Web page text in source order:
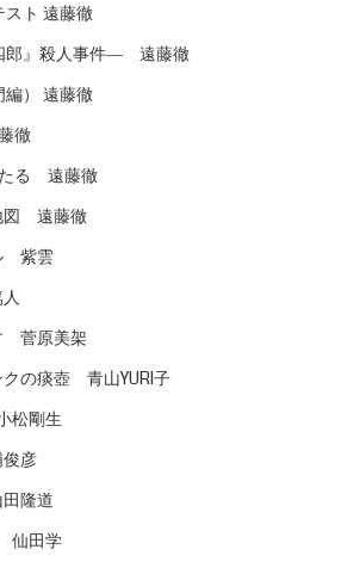
スト 遠藤徹
郎』殺人事件― 遠藤徹
） 遠藤徹
徹
る 遠藤徹
図 遠藤徹
紫雲
菅原美架
の痰壺 青山YURI子
松剛生
彦
隆道
仙田学